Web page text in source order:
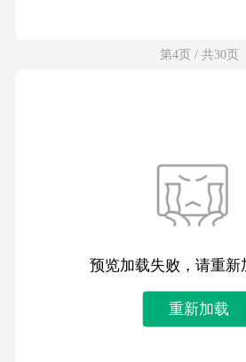
第4页 / 共30页
预览加载失败，请重新
重新加载